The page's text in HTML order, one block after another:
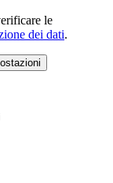
le
dei dati.